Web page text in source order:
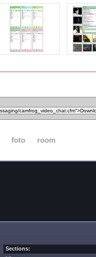
foto room
Sections: